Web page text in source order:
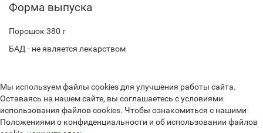
Форма выпуска
Порошок 380 г
БАД - не является лекарством
Мы используем файлы cookies для улучшения работы сайта.
Оставаясь на нашем сайте, вы соглашаетесь с условиями
использования файлов cookies. Чтобы ознакомиться с нашими
Положениями о конфиденциальности и об использовании файлов